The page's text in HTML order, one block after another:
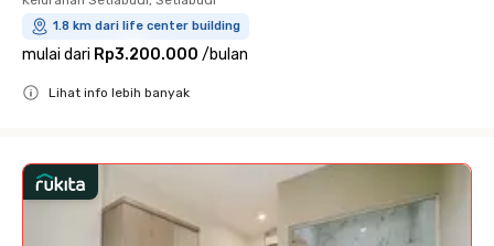
1.8 km dari life center building
mulai dari Rp3.200.000 /bulan
Lihat info lebih banyak